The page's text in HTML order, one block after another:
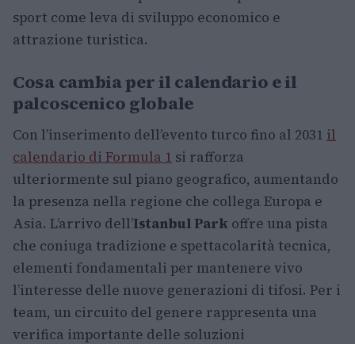
sport come leva di sviluppo economico e
attrazione turistica.
Cosa cambia per il calendario e il
palcoscenico globale
Con l’inserimento dell’evento turco fino al 2031 il
calendario di Formula 1 si rafforza
ulteriormente sul piano geografico, aumentando
la presenza nella regione che collega Europa e
Asia. L’arrivo dell’Istanbul Park offre una pista
che coniuga tradizione e spettacolarità tecnica,
elementi fondamentali per mantenere vivo
l’interesse delle nuove generazioni di tifosi. Per i
team, un circuito del genere rappresenta una
verifica importante delle soluzioni